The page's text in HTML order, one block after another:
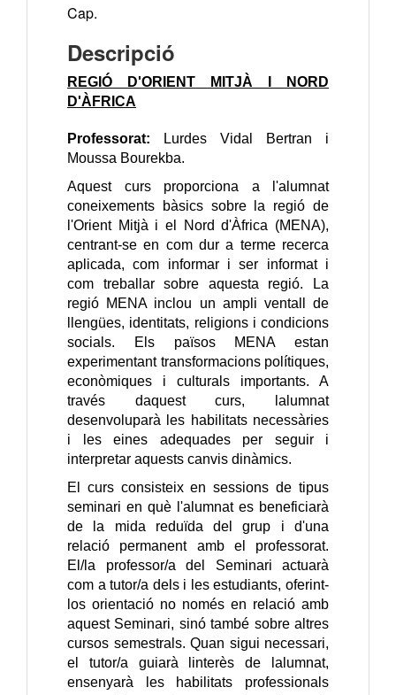
Cap.
Descripció
REGIÓ D'ORIENT MITJÀ I NORD
D'ÀFRICA
Professorat: Lurdes Vidal Bertran i
Moussa Bourekba.
Aquest curs proporciona a l'alumnat
coneixements bàsics sobre la regió de
l'Orient Mitjà i el Nord d'Àfrica (MENA),
centrant-se en com dur a terme recerca
aplicada, com informar i ser informat i
com treballar sobre aquesta regió. La
regió MENA inclou un ampli ventall de
llengües, identitats, religions i condicions
socials. Els països MENA estan
experimentant transformacions polítiques,
econòmiques i culturals importants. A
través daquest curs, lalumnat
desenvoluparà les habilitats necessàries
i les eines adequades per seguir i
interpretar aquests canvis dinàmics.
El curs consisteix en sessions de tipus
seminari en què l'alumnat es beneficiarà
de la mida reduïda del grup i d'una
relació permanent amb el professorat.
El/la professor/a del Seminari actuarà
com a tutor/a dels i les estudiants, oferint-
los orientació no només en relació amb
aquest Seminari, sinó també sobre altres
cursos semestrals. Quan sigui necessari,
el tutor/a guiarà linterès de lalumnat,
ensenyarà les habilitats professionals